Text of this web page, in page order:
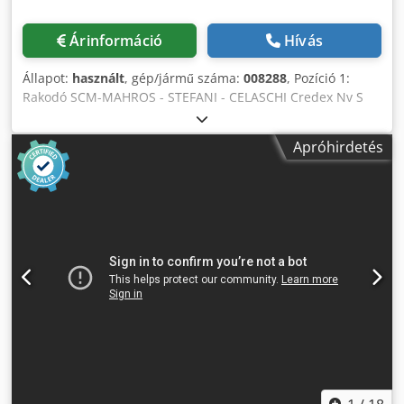
cserélhető fejjel és tölcsérrel. Crodpfx Aszr Nkgjcfef OTT
TRANSLIFT szállítóberendezés Az eszköz az alkatrészek
automatikus kezelésére és az operátorhoz való
visszajuttatására szolgál. • Manipulátor: egyoszlopos,
vákuumos, maximális teherbírása 60 kg. • Mozgások:
0°/90°-os elforgatás és a visszatérő szíjra történő
továbbítás. • Visszatérő szállítószalag: 900 mm széles,
hossza a géphez igazodik. • Alkatrész méretek: maximális
hossz 3000 mm, maximális szélesség 1300 mm.
Árinformáció Hívás
Állapot: használt, gép/jármű száma: 008288, Pozíció 1:
Rakodó SCM-MAHROS - STEFANI - CELASCHI Credex Nv S
Uopfx Acfef Pozíció 2: Kétoldalas élzáró gép SCM-MAHROS
- STEFANI - CELASCHI Pozíció 3: Laptfordító SCM-MAHROS -
STEFANI - CELASCHI Pozíció 4: Kétoldalas élzáró gép SCM-
MAHROS - STEFANI - CELASCHI Pozíció 5: Lapfordító SCM-
MAHROS - STEFANI - CELASCHI Pozíció 6: Középfűrész SCM-
Apróhirdetés